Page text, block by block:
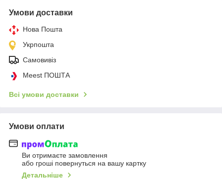
Умови доставки
Нова Пошта
Укрпошта
Самовивіз
Meest ПОШТА
Всі умови доставки
Умови оплати
Ви отримаєте замовлення
або гроші повернуться на вашу картку
Детальніше